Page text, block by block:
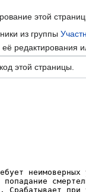
этой
из группы
редактирования
этой страницы.